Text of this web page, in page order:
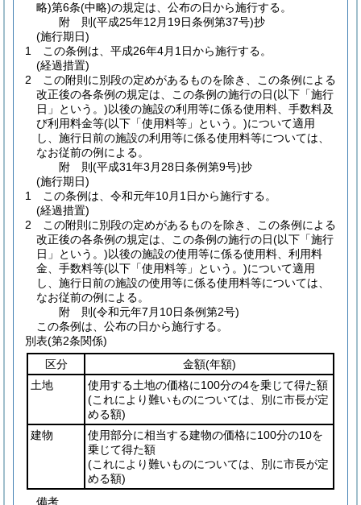
略)第6条(中略)の規定は、公布の日から施行する。
附 則(平成25年12月19日条例第37号)抄
(施行期日)
1
この条例は、平成26年4月1日から施行する。
(経過措置)
2
この附則に別段の定めがあるものを除き、この条例による
改正後の各条例の規定は、この条例の施行の日(以下「施行
日」という。)以後の施設の利用等に係る使用料、手数料及
び利用料金等(以下「使用料等」という。)について適用
し、施行日前の施設の利用等に係る使用料等については、
なお従前の例による。
附 則(平成31年3月28日条例第9号)抄
(施行期日)
1
この条例は、令和元年10月1日から施行する。
(経過措置)
2
この附則に別段の定めがあるものを除き、この条例による
改正後の各条例の規定は、この条例の施行の日(以下「施行
日」という。)以後の施設の使用等に係る使用料、利用料
金、手数料等(以下「使用料等」という。)について適用
し、施行日前の施設の使用等に係る使用料等については、
なお従前の例による。
附 則(令和元年7月10日条例第2号)
この条例は、公布の日から施行する。
別表(第2条関係)
区分
金額(年額)
土地
使用する土地の価格に100分の4を乗じて得た額
(これにより難いものについては、別に市長が定
める額)
建物
使用部分に相当する建物の価格に100分の10を
乗じて得た額
(これにより難いものについては、別に市長が定
める額)
備考